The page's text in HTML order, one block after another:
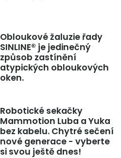
Obloukové žaluzie řady
SINLINE® je jedinečný
způsob zastínění
atypických obloukových
oken.
Robotické sekačky
Mammotion Luba a Yuka
bez kabelu. Chytré sečení
nové generace - vyberte
si svou ještě dnes!